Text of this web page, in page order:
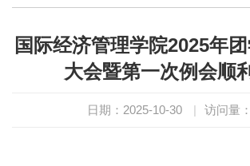
国际经济管理学院2025年
大会暨第一次例会顺
日期：2025-10-30 | 访问量：